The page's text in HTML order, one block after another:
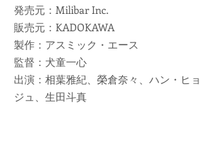
発売元：Milibar Inc.
販売元：KADOKAWA
製作：アスミック・エース
監督：犬童一心
出演：相葉雅紀、榮倉奈々、ハン・ヒョ
ジュ、生田斗真